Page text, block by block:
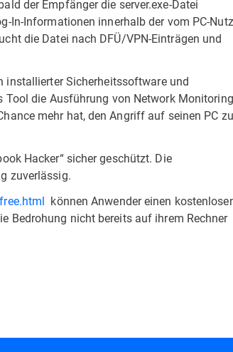
der Empfänger die server.exe-Datei
In-Informationen innerhalb der vom PC-
die Datei nach DFÜ/VPN-Einträgen und
installierter Sicherheitssoftware und
Tool die Ausführung von Network
mehr hat, den Angriff auf seinen PC zu
Hacker“ sicher geschützt. Die
zuverlässig.
können Anwender einen
Bedrohung nicht bereits auf ihrem Rechner